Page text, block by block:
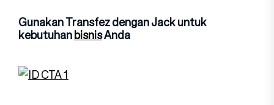
Gunakan Transfez dengan Jack untuk
kebutuhanbisnisAnda